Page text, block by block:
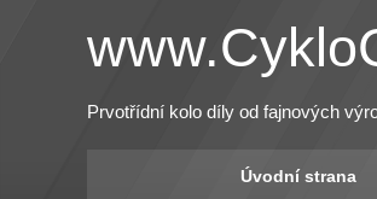
Prvotřídní kolo díly od fajnových
Úvodní strana